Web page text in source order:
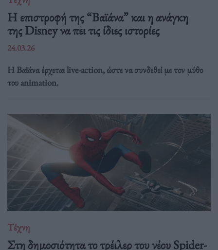
Η επιστροφή της “Βαϊάνα” και η ανάγκη
της Disney να πει τις ίδιες ιστορίες
24.03.26
Η Βαϊάνα έρχεται live-action, ώστε να συνδεθεί με τον μύθο
του animation.
Τέχνη
Στη δημοσιότητα το τρέιλερ του νέου Spider-